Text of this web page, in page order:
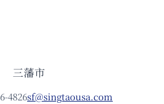
三藩市
4826sf@singtaousa.com